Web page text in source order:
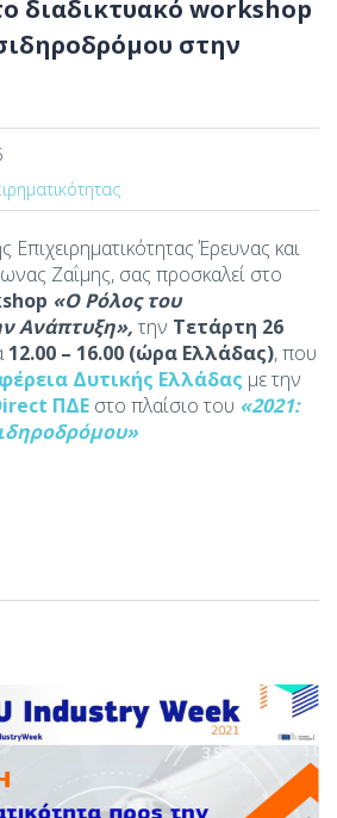
διαδικτυακό workshop
στην
Επιχειρηματικότητας Έρευνας και
Ζαΐμης, σας προσκαλεί στο
«Ο Ρόλος του
Ανάπτυξη», την Τετάρτη 26
12.00 – 16.00 (ώρα Ελλάδας), που
Δυτικής Ελλάδας με την
ΠΔΕ στο πλαίσιο του «2021: